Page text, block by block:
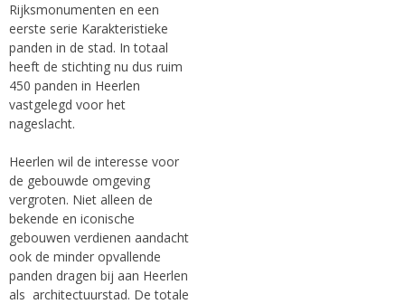
Rijksmonumenten en een
eerste serie Karakteristieke
panden in de stad. In totaal
heeft de stichting nu dus ruim
450 panden in Heerlen
vastgelegd voor het
nageslacht.
Heerlen wil de interesse voor
de gebouwde omgeving
vergroten. Niet alleen de
bekende en iconische
gebouwen verdienen aandacht
ook de minder opvallende
panden dragen bij aan Heerlen
als architectuurstad. De totale